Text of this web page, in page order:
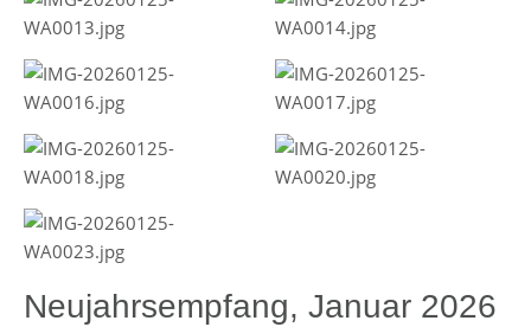
Neujahrsempfang, Januar 2026